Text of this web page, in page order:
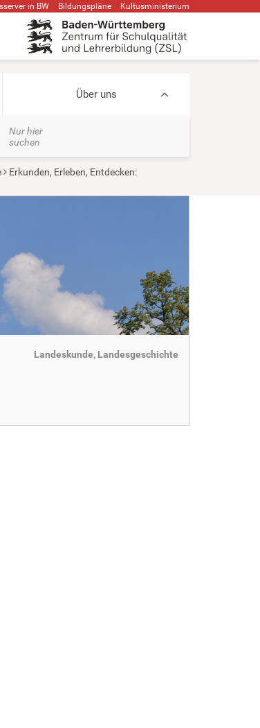
in BW Bildungspläne Kultusministerium
Über uns
Nur hier
suchen
Erkunden, Erleben, Entdecken:
Landeskunde, Landesgeschichte